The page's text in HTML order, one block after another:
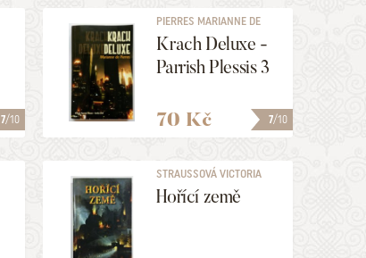
7/10 7/10
PIERRES MARIANNE DE
Krach Deluxe -
Parrish Plessis 3
70 Kč
STRAUSSOVÁ VICTORIA
Hořící země